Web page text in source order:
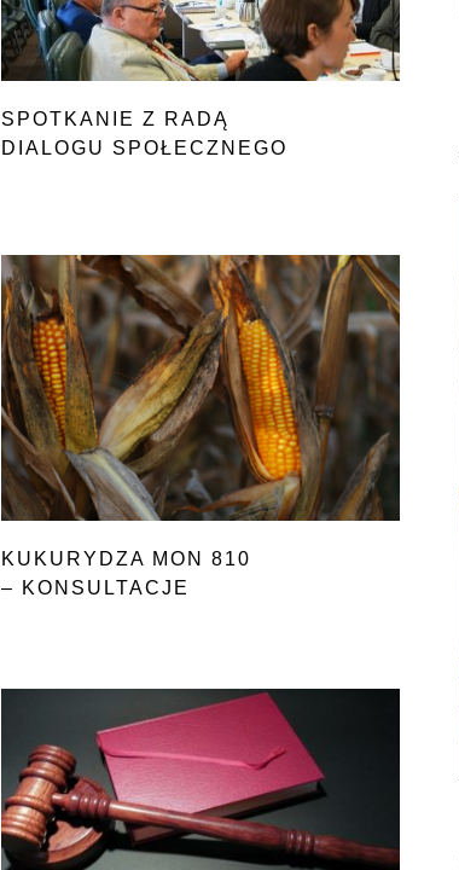
SPOTKANIE Z RADĄ
DIALOGU SPOŁECZNEGO
KUKURYDZA MON 810
– KONSULTACJE